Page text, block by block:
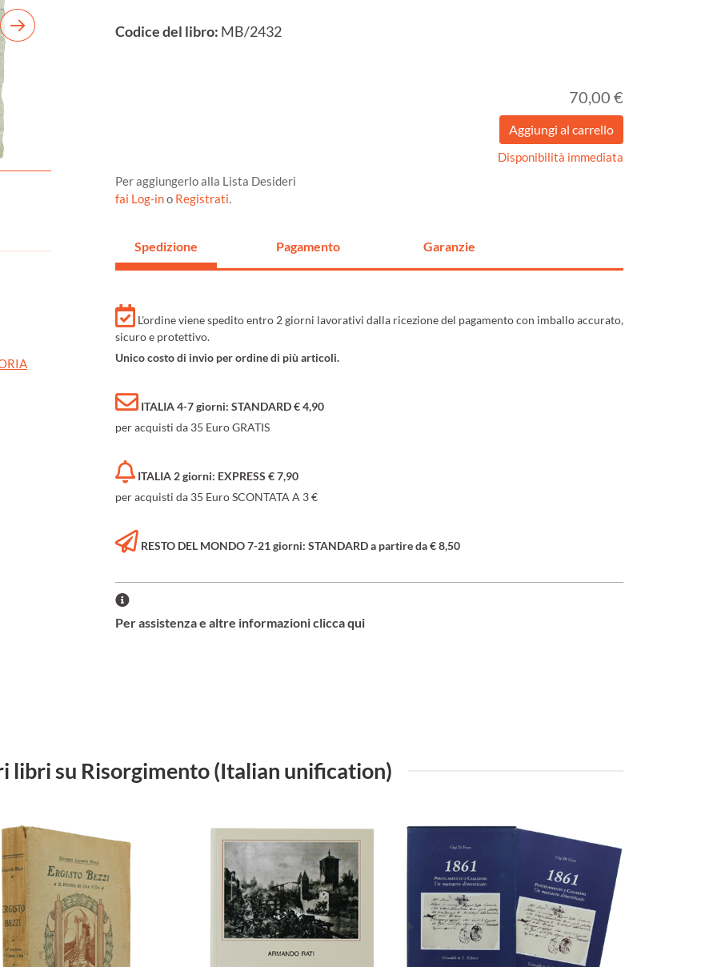
Codice del libro: MB/2432
70,00 €
Disponibilità immediata
Per aggiungerlo alla Lista Desideri
fai Log-ino Registrati.
Spedizione Pagamento Garanzie
L'ordine viene spedito entro 2 giorni lavorativi dalla ricezione del pagamento con imballo accurato,
sicuro e protettivo.
Unico costo di invio per ordine di più articoli.
ITALIA 4-7 giorni: STANDARD € 4,90
per acquisti da 35 Euro GRATIS
ITALIA 2 giorni: EXPRESS € 7,90
per acquisti da 35 Euro SCONTATA A 3 €
RESTO DEL MONDO 7-21 giorni: STANDARD a partire da € 8,50
Per assistenza e altre informazioni clicca qui
libri su Risorgimento (Italian unification)